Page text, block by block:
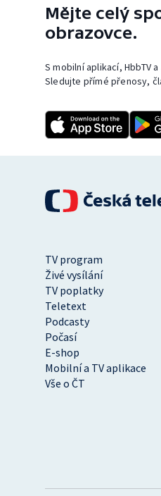
Mějte celý
obrazovce.
S mobilní aplikací, HbbTV
Sledujte přímé přenosy,
TV program
Živé vysílání
TV poplatky
Teletext
Podcasty
Počasí
E-shop
Mobilní a TV aplikace
Vše o ČT